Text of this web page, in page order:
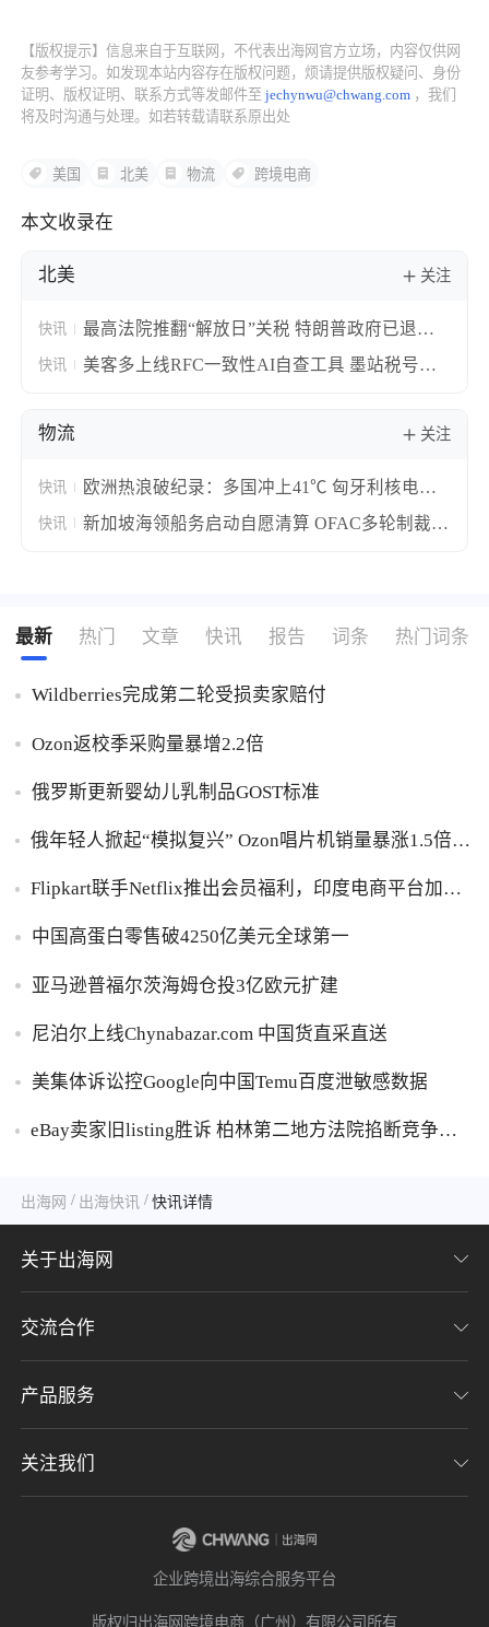
【版权提示】信息来自于互联网，不代表出海网官方立场，内容仅供网
友参考学习。如发现本站内容存在版权问题，烦请提供版权疑问、身份
证明、版权证明、联系方式等发邮件至jechynwu@chwang.com ，我们
将及时沟通与处理。如若转载请联系原出处
美国 北美 物流 跨境电商
本文收录在
北美 关注
快讯
最高法院推翻“解放日”关税 特朗普政府已退税
1000亿美元占征敛六成
快讯
美客多上线RFC一致性AI自查工具 墨站税号主
物流 关注
快讯
欧洲热浪破纪录：多国冲上41℃ 匈牙利核电站
停摆莱茵河航运中断
快讯
新加坡海领船务启动自愿清算 OFAC多轮制裁压
最新 热门 文章 快讯 报告 词条 热门词条
Wildberries完成第二轮受损卖家赔付
Ozon返校季采购量暴增2.2倍
俄罗斯更新婴幼儿乳制品GOST标准
俄年轻人掀起“模拟复兴” Ozon唱片机销量暴涨1.5倍黑
Flipkart联手Netflix推出会员福利，印度电商平台加码
中国高蛋白零售破4250亿美元全球第一
亚马逊普福尔茨海姆仓投3亿欧元扩建
尼泊尔上线Chynabazar.com 中国货直采直送
美集体诉讼控Google向中国Temu百度泄敏感数据
eBay卖家旧listing胜诉 柏林第二地方法院掐断竞争对
出海网 / 出海快讯 / 快讯详情
关于出海网
关于我们
加入我们
隐私协议
交流合作
联系我们
意见反馈
产品服务
CHWE全球跨境电商展
关注我们
企业跨境出海综合服务平台
版权归出海网跨境电商（广州）有限公司所有